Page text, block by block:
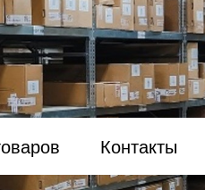
Контакты